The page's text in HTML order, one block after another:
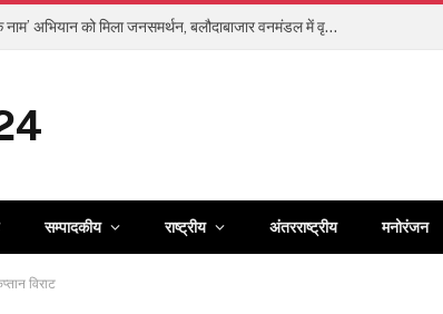
वन महोत्सव में ‘एक पेड़ माँ के नाम’ अभियान को मिला जनसमर्थन, बलौदाबाजार वनमंडल में वृक्षारोपण कर पर्यावरण संरक्षण का दिया संदेश
सम्पादकीय राष्ट्रीय अंतरराष्ट्रीय मनोरंजन
विराट